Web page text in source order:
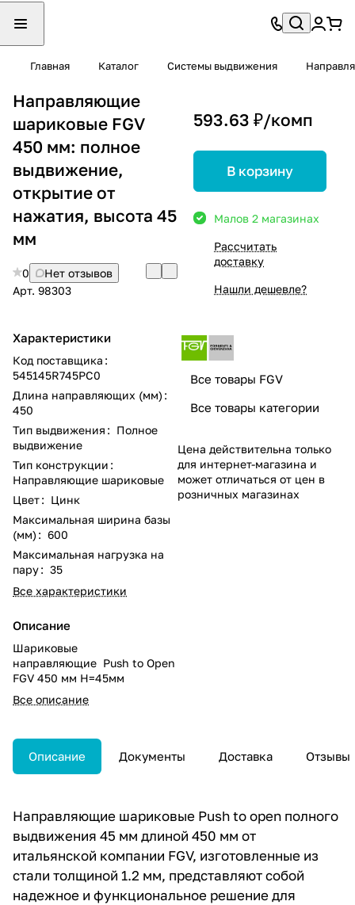
Главная Каталог Системы выдвижения
Направляющие
шариковые FGV
450 мм: полное
выдвижение,
открытие от
нажатия, высота 45
мм
0
Нет отзывов
Арт. 98303
Характеристики
Код поставщика :
545145R745PC0
Длина направляющих (мм) :
450
Тип выдвижения : Полное
выдвижение
Тип конструкции :
Направляющие шариковые
Цвет: Цинк
Максимальная ширина базы
(мм) : 600
Максимальная нагрузка на
пару: 35
Все характеристики
Описание
Шариковые
направляющие Push to Open
FGV 450 мм H=45мм
Все описание
593.63 ₽/комп
В корзину
Малов 2 магазинах
Рассчитать
доставку
Нашли дешевле?
Все товары FGV
Все товары категории
Цена действительна только
для интернет-магазина и
может отличаться от цен в
розничных магазинах
Описание Документы Доставка Отзывы
Направляющие шариковые Push to open полного
выдвижения 45 мм длиной 450 мм от
итальянской компании FGV, изготовленные из
стали толщиной 1.2 мм, представляют собой
надежное и функциональное решение для